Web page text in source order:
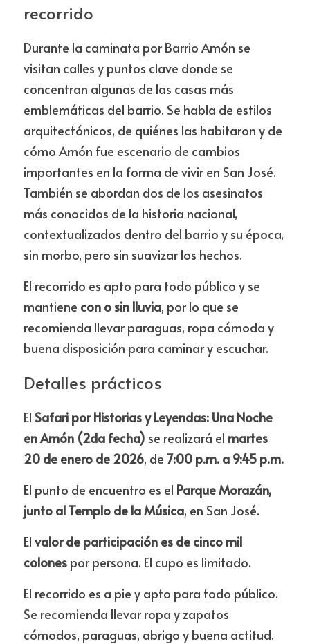
recorrido
Durante la caminata por Barrio Amón se
visitan calles y puntos clave donde se
concentran algunas de las casas más
emblemáticas del barrio. Se habla de estilos
arquitectónicos, de quiénes las habitaron y de
cómo Amón fue escenario de cambios
importantes en la forma de vivir en San José.
También se abordan dos de los asesinatos
más conocidos de la historia nacional,
contextualizados dentro del barrio y su época,
sin morbo, pero sin suavizar los hechos.
El recorrido es apto para todo público y se
mantiene con o sin lluvia, por lo que se
recomienda llevar paraguas, ropa cómoda y
buena disposición para caminar y escuchar.
Detalles prácticos
El Safari por Historias y Leyendas: Una Noche
en Amón (2da fecha) se realizará el martes
20 de enero de 2026, de 7:00 p.m. a 9:45 p.m.
El punto de encuentro es el Parque Morazán,
junto al Templo de la Música, en San José.
El valor de participación es de cinco mil
colones por persona. El cupo es limitado.
El recorrido es a pie y apto para todo público.
Se recomienda llevar ropa y zapatos
cómodos, paraguas, abrigo y buena actitud.